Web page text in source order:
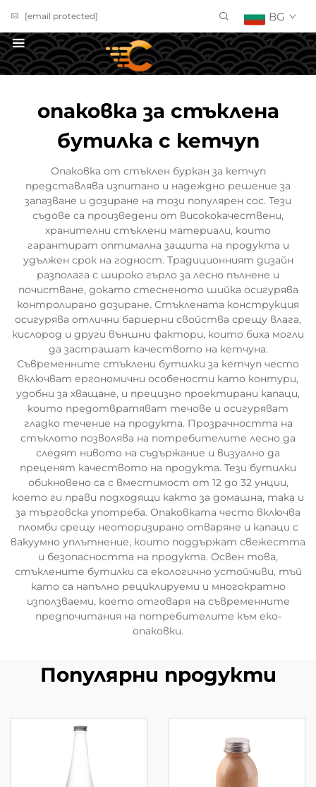
[email protected] BG
опаковка за стъклена
бутилка с кетчуп
Опаковка от стъклен буркан за кетчуп
представлява изпитано и надеждно решение за
запазване и дозиране на този популярен сос. Тези
съдове са произведени от висококачествени,
хранителни стъклени материали, които
гарантират оптимална защита на продукта и
удължен срок на годност. Традиционният дизайн
разполага с широко гърло за лесно пълнене и
почистване, докато стесненото шийка осигурява
контролирано дозиране. Стъклената конструкция
осигурява отлични бариерни свойства срещу влага,
кислород и други външни фактори, които биха могли
да застрашат качеството на кетчуна.
Съвременните стъклени бутилки за кетчуп често
включват ергономични особености като контури,
удобни за хващане, и прецизно проектирани капаци,
които предотвратяват течове и осигуряват
гладко течение на продукта. Прозрачността на
стъклото позволява на потребителите лесно да
следят нивото на съдържание и визуално да
преценят качеството на продукта. Тези бутилки
обикновено са с вместимост от 12 до 32 унции,
което ги прави подходящи както за домашна, така и
за търговска употреба. Опаковката често включва
пломби срещу неоторизирано отваряне и капаци с
вакуумно уплътнение, които поддържат свежестта
и безопасността на продукта. Освен това,
стъклените бутилки са екологично устойчиви, тъй
като са напълно рециклируеми и многократно
използваеми, което отговаря на съвременните
предпочитания на потребителите към еко-
опаковки.
Популярни продукти